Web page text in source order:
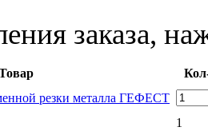
заказа,
резки металла ГЕФЕСТ
1